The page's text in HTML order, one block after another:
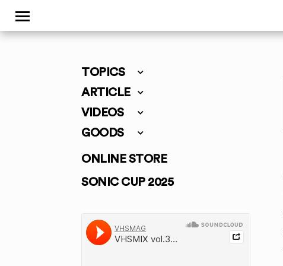
TOPICS
ARTICLE
VIDEOS
GOODS
ONLINE STORE
SONIC CUP 2025